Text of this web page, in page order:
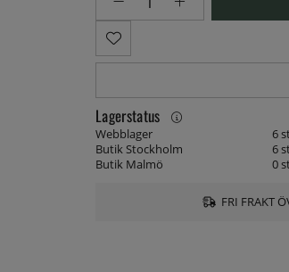
Lagerstatus
Webblager
6
Butik Stockholm
6
Butik Malmö
0
FRI FRAKT